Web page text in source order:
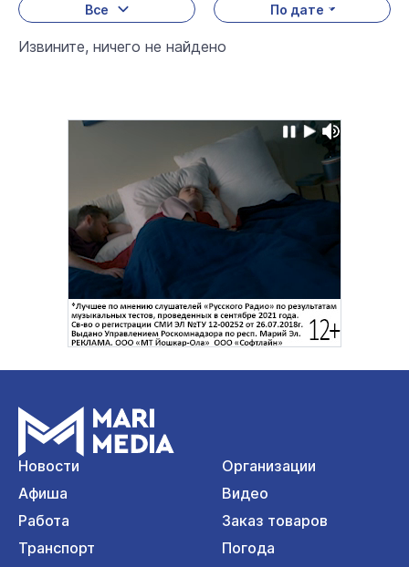
Все По дате
Извините, ничего не найдено
Новости
Организации
Афиша
Видео
Работа
Заказ товаров
Транспорт
Погода